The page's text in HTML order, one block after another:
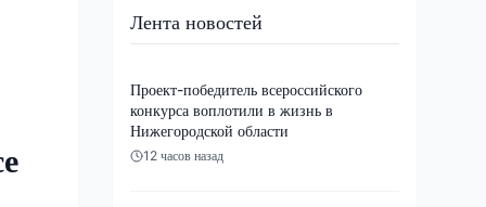
Лента новостей
Проект-победитель всероссийского
конкурса воплотили в жизнь в
Нижегородской области
12 часов назад